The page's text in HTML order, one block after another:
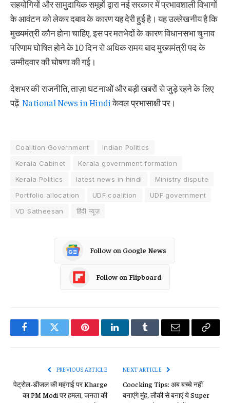
सहयोगियों और सामुदायिक समूहों द्वारा नई सरकार में प्रभावशाली विभागों
के आवंटन को लेकर दबाव के कारण यह देरी हुई है। यह उल्लेखनीय है कि
मुख्यमंत्री कौन होना चाहिए, इस पर मतभेदों के कारण विधानसभा चुनाव
परिणाम घोषित होने के 10 दिन से अधिक समय बाद मुख्यमंत्री पद के
उम्मीदवार की घोषणा की गई।
देशभर की राजनीति, ताज़ा घटनाओं और बड़ी खबरों से जुड़े रहने के लिए
पढ़ें National News in Hindiकेवल प्रभासाक्षी पर।
Coalition Government
Indian Politics
Kerala Cabinet
Kerala government formation
Kerala Politics
latest news in hindi
Ministry dispute
Portfolio allocation
UDF coalition
UDF government
VD Satheesan
हिंदी न्यूज़
Follow on Google News
Follow on Flipboard
FacebookTwitter PinterestLinkedInTumblr Email
Copy
PREVIOUS ARTICLE
पेट्रोल-डीजल की महंगाई पर Kharge
का PM Modi पर हमला, जनता की
NEXT ARTICLE
Coocking Tips: अब बच्चे नहीं
बनाएंगे मुंह, लौकी से बनाएं ये Super